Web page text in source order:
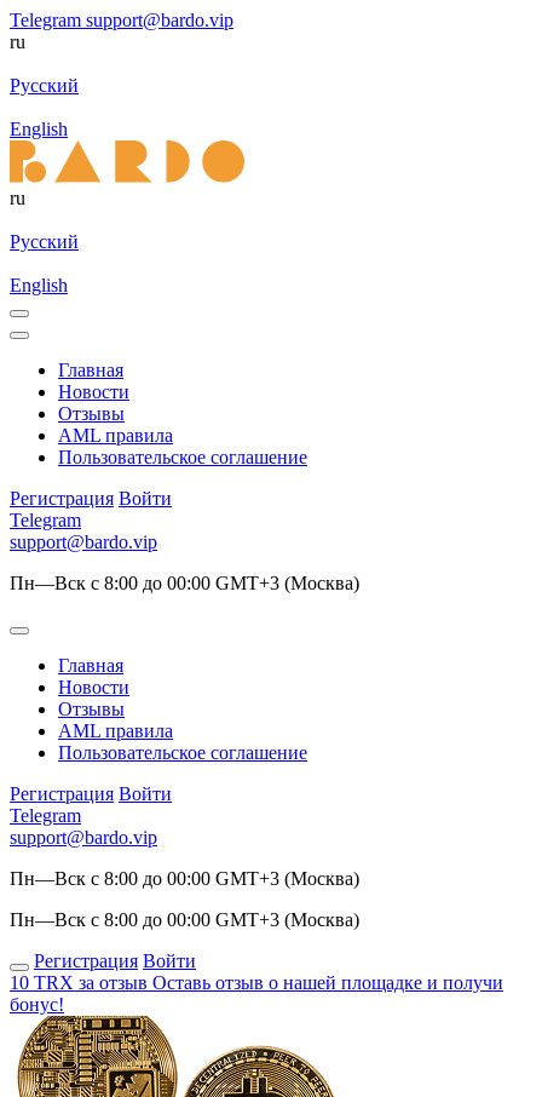
Telegram support@bardo.vip
ru
Русский
English
ru
Русский
English
Главная
Новости
Отзывы
AML правила
Пользовательское соглашение
Регистрация Войти
Telegram
support@bardo.vip
Пн—Вск с 8:00 до 00:00 GMT+3 (Москва)
Главная
Новости
Отзывы
AML правила
Пользовательское соглашение
Регистрация Войти
Telegram
support@bardo.vip
Пн—Вск с 8:00 до 00:00 GMT+3 (Москва)
Пн—Вск с 8:00 до 00:00 GMT+3 (Москва)
Регистрация Войти
10 TRX за отзыв Оставь отзыв о нашей площадке и получи
бонус!